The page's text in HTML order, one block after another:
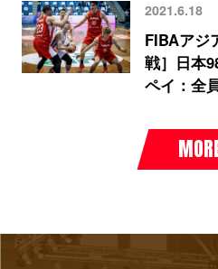
2021.6.18
FIBAアジ
戦］日本
ペイ：全